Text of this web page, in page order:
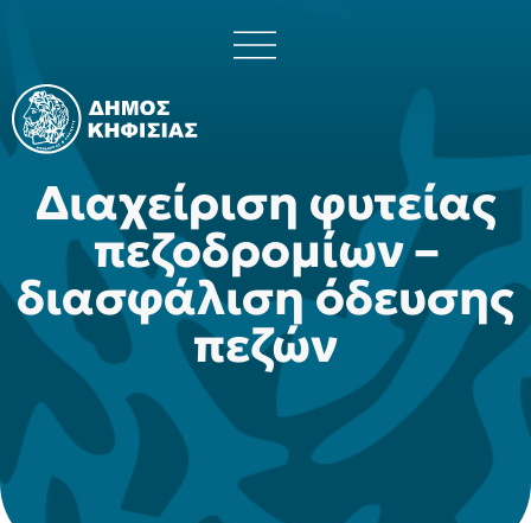
Διαχείριση φυτείας
πεζοδρομίων –
διασφάλιση όδευσης
πεζών